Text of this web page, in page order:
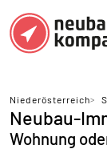
Niederösterreich>
Neubau-
Wohnung